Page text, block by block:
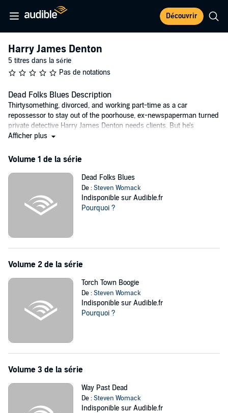
Découvrir
Harry James Denton
5 titres dans la série
Pas de notations
Dead Folks Blues Description
Thirtysomething, divorced, and working part-time as a car
repossessor to stay out of the poorhouse, ex-newspaperman turned
private detective Harry James Denton needs clients. But he's
surprised when Rachel Fletcher, the woman who stole his heart in
©2001 Steven Womack (P)2000 Books in Motion
Afficher plus
Volume 1 de la série
Dead Folks Blues
De :Steven Womack
Indisponible sur Audible.fr
Pourquoi ?
Volume 2 de la série
Torch Town Boogie
De :Steven Womack
Indisponible sur Audible.fr
Pourquoi ?
Volume 3 de la série
Way Past Dead
De :Steven Womack
Indisponible sur Audible.fr